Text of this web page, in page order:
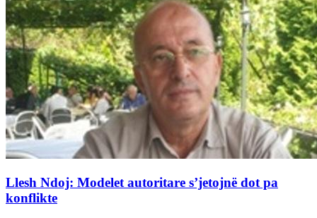
Llesh Ndoj: Modelet autoritare s’jetojnë dot pa
konflikte